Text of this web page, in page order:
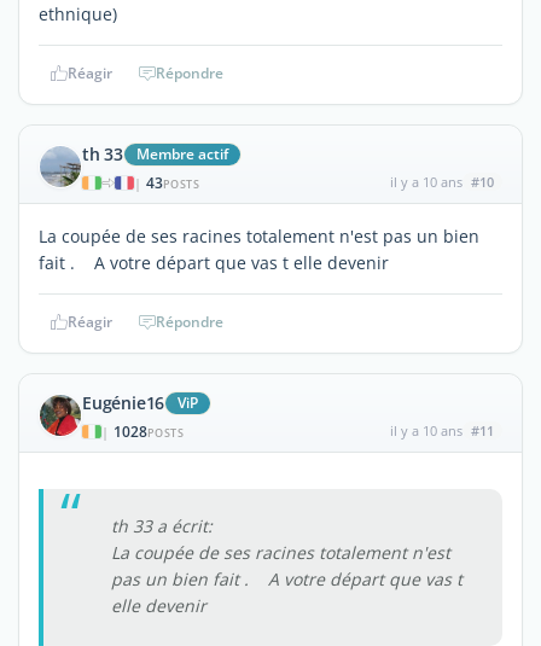
ethnique)
Réagir Répondre
th 33 Membre actif
| 43POSTS il y a 10 ans #10
La coupée de ses racines totalement n'est pas un bien
fait . A votre départ que vas t elle devenir
Réagir Répondre
Eugénie16 ViP
| 1028POSTS il y a 10 ans #11
th 33 a écrit:
La coupée de ses racines totalement n'est
pas un bien fait . A votre départ que vas t
elle devenir